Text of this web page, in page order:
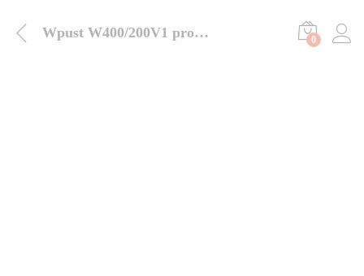
Wpust W400/200V1 profesjonalny pionowy “Biedronka” 0